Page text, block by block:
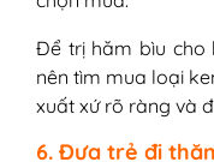
Để trị hăm bìu cho
nên tìm mua loại
xuất xứ rõ ràng và
6. Đưa trẻ đi